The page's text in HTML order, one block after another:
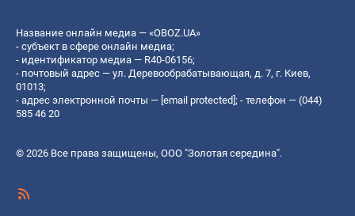
Название онлайн медиа — «OBOZ.UA»
- субъект в сфере онлайн медиа;
- идентификатор медиа — R40-06156;
- почтовый адрес — ул. Деревообрабатывающая, д. 7, г. Киев,
01013;
- адрес электронной почты — [email protected]; - телефон — (044)
585 46 20
© 2026 Все права защищены, ООО "Золотая середина".